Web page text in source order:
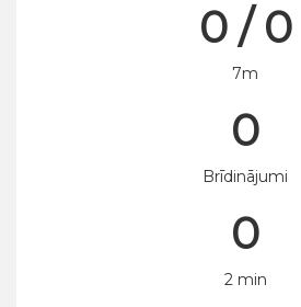
0 / 0
7m
0
Brīdinājumi
0
2 min